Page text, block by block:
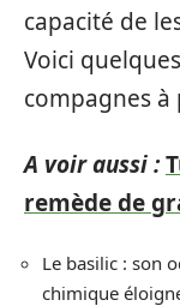
capacité de
Voici
compagnes
A voir aussi :
remède de
Le basilic : son
chimique